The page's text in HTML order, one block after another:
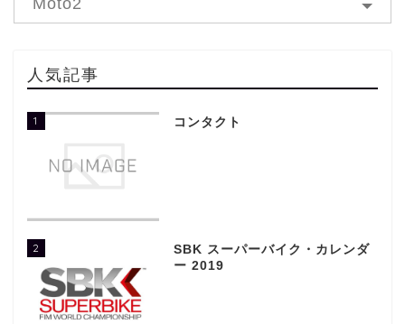
人気記事
1 コンタクト
2
SBK スーパーバイク・カレンダ
ー 2019